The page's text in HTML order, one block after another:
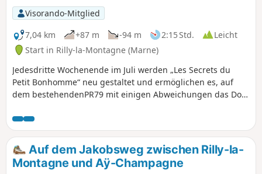
Visorando-Mitglied
7,04 km
+87 m -94 m 2:15 Std.
Leicht
Start in Rilly-la-Montagne (Marne)
Jedesdritte Wochenende im Juli werden „Les Secrets du
Petit Bonhomme“ neu gestaltet und ermöglichen es, auf
dem bestehendenPR79 mit einigen Abweichungen das Dorf
Aussichtspunkte, Verbindung zwischen Wald, Dorf und
Weinbergen, Besonderheiten im Zusammenhang mit der
Blumenpracht des Dorfes. Die Route ist das ganze Jahr über
begehbar, mit Ausnahme des Waldes während der
Jagdsaison.
Auf dem Jakobsweg zwischen Rilly-la-
Montagne und Aÿ-Champagne